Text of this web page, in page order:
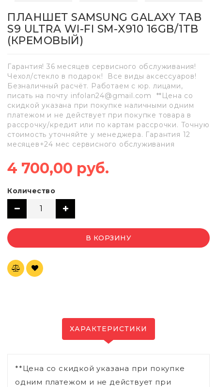
ПЛАНШЕТ SAMSUNG GALAXY TAB
S9 ULTRA WI-FI SM-X910 16GB/1TB
(КРЕМОВЫЙ)
Гарантия! 36 месяцев сервисного обслуживания!
Чехол/стекло в подарок! Все виды аксессуаров!
Безналичный расчёт. Работаем с юр. лицами,
писать на почту infolan24@gmail.com **Цена со
скидкой указана при покупке наличными одним
платежом и не действует при покупке товара в
рассрочку/кредит или по картам рассрочки. Точную
стоимость уточняйте у менеджера. Гарантия 12
месяцев+24 мес сервисного обслуживания
4 700,00 руб.
Количество
В КОРЗИНУ
ХАРАКТЕРИСТИКИ
**Цена со скидкой указана при покупке
одним платежом и не действует при